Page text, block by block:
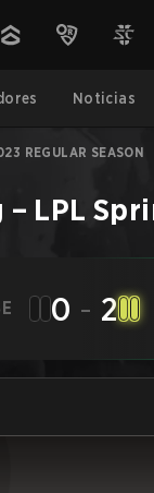
Noticias
REGULAR SEASON
– LPL
0 - 2